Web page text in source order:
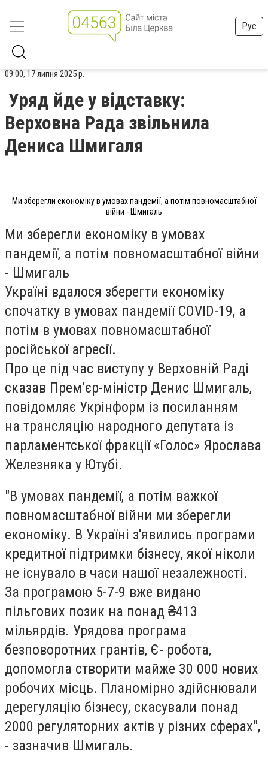
Рус
09:00, 17 липня 2025 р.
Уряд йде у відставку:
Верховна Рада звільнила
Дениса Шмигаля
Ми зберегли економіку в умовах пандемії, а потім повномасштабної
війни - Шмигаль
Ми зберегли економіку в умовах
пандемії, а потім повномасштабної війни
- Шмигаль
Україні вдалося зберегти економіку
спочатку в умовах пандемії COVID-19, а
потім в умовах повномасштабної
російської агресії.
Про це під час виступу у Верховній Раді
сказав Премʼєр-міністр Денис Шмигаль,
повідомляє Укрінформ із посиланням
на трансляцію народного депутата із
парламентської фракції «Голос» Ярослава
Железняка у Ютубі.
"В умовах пандемії, а потім важкої
повномасштабної війни ми зберегли
економіку. В Україні з'явились програми
кредитної підтримки бізнесу, якої ніколи
не існувало в часи нашої незалежності.
За програмою 5-7-9 вже видано
пільгових позик на понад ₴413
мільярдів. Урядова програма
безповоротних грантів, Є- робота,
допомогла створити майже 30 000 нових
робочих місць. Планомірно здійснювали
дерегуляцію бізнесу, скасували понад
2000 регуляторних актів у різних сферах",
- зазначив Шмигаль.